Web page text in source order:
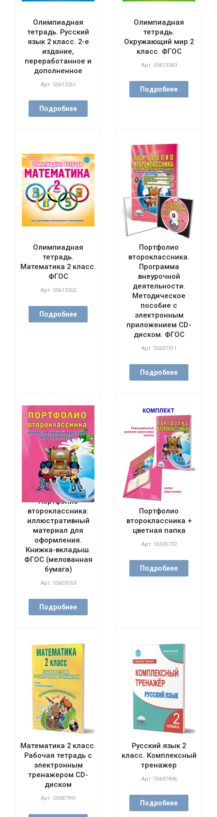
Олимпиадная
тетрадь. Русский
язык 2 класс. 2-е
издание,
переработанное и
дополненное
Арт. 55613261
Подробнее
Олимпиадная
тетрадь.
Окружающий мир 2
класс. ФГОС
Арт. 55613260
Подробнее
Олимпиадная
тетрадь.
Математика 2 класс.
ФГОС
Арт. 55613262
Подробнее
Портфолио
второклассника.
Программа
внеурочной
деятельности.
Методическое
пособие с
электронным
приложением CD-
диском. ФГОС
Арт. 55607911
Подробнее
Портфолио
второклассника:
иллюстративный
материал для
оформления.
Книжка-вкладыш.
ФГОС (мелованная
бумага)
Арт. 55603163
Подробнее
Портфолио
второклассника +
цветная папка
Арт. 55595732
Подробнее
Математика 2 класс.
Рабочая тетрадь с
электронным
тренажером CD-
диском
Арт. 55587991
Русский язык 2
класс. Комплексный
тренажер
Арт. 55637496
Подробнее